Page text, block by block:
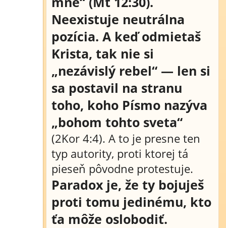
Neexistuje neutrálna
pozícia. A keď odmietaš
Krista, tak nie si
„nezávislý rebel“ — len si
sa postavil na stranu
toho, koho Písmo nazýva
„bohom tohto sveta“
(2Kor 4:4). A to je presne ten
typ autority, proti ktorej tá
pieseň pôvodne protestuje.
Paradox je, že ty bojuješ
proti tomu jedinému, kto
ťa môže oslobodiť.